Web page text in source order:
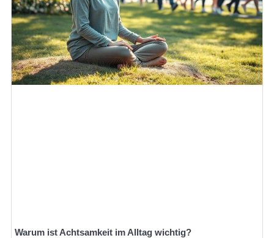
Warum ist Achtsamkeit im Alltag wichtig?